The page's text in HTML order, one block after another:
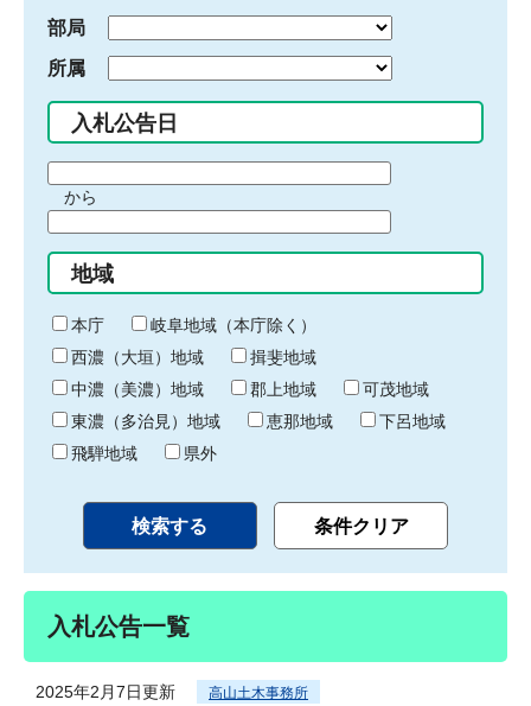
部局
所属
入札公告日
間
始
り
から
間
終
わ
り
地域
本庁
岐阜地域（本庁除く）
西濃（大垣）地域
揖斐地域
中濃（美濃）地域
郡上地域
可茂地域
東濃（多治見）地域
恵那地域
下呂地域
飛騨地域
県外
入札公告一覧
2025年2月7日更新 高山土木事務所